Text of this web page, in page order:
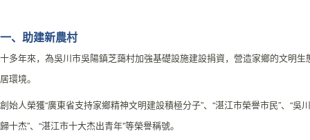
一、助建新農村
十多年來，為吳川市吳陽鎮芝藹村加強基礎設施建設捐資，營造家鄉的文明生
居環境。
創始人榮獲“廣東省支持家鄉精神文明建設積極分子”、“湛江市榮譽市民”、“吳
歸十杰”、“湛江市十大杰出青年”等榮譽稱號。